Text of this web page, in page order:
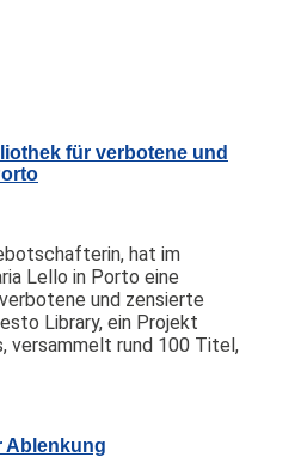
für verbotene und
hat im
Lello in Porto eine
und zensierte
Library, ein Projekt
versammelt rund 100 Titel,
Ablenkung